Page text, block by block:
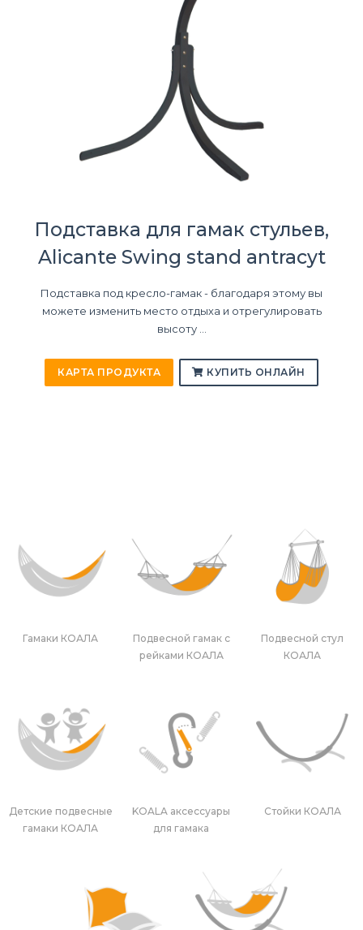
Подставка для гамак стульев,
Alicante Swing stand antracyt
Подставка под кресло-гамак - благодаря этому вы
можете изменить место отдыха и отрегулировать
высоту ...
КАРТА ПРОДУКТА КУПИТЬ ОНЛАЙН
Гамаки КОАЛА
Подвесной гамак с
рейками КОАЛА
Подвесной стул
КОАЛА
Детские подвесные
гамаки КОАЛА
KOALA аксессуары
для гамака
Стойки КОАЛА